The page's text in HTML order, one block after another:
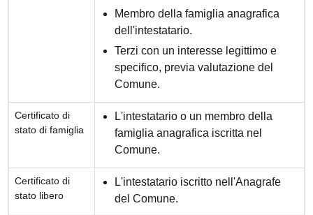
Membro della famiglia anagrafica
dell'intestatario.
Terzi con un interesse legittimo e
specifico, previa valutazione del
Comune.
Certificato di
stato di famiglia
L'intestatario o un membro della
famiglia anagrafica iscritta nel
Comune.
Certificato di
stato libero
L'intestatario iscritto nell'Anagrafe
del Comune.